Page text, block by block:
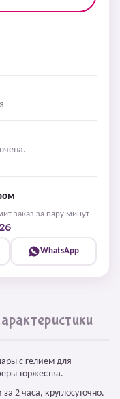
заказ за пару минут –
WhatsApp
с гелием для
торжества.
2 часа, круглосуточно.